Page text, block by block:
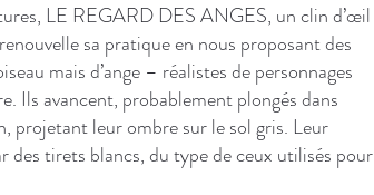
LE REGARD DES ANGES, un clin d’œil
sa pratique en nous proposant des
mais d’ange – réalistes de personnages
Ils avancent, probablement plongés dans
projetant leur ombre sur le sol gris. Leur
des tirets blancs, du type de ceux utilisés pour